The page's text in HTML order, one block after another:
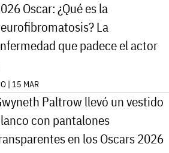
Oscar: ¿Qué es la
La
que padece el actor
| 15 MAR
Paltrow llevó un vestido
con pantalones
en los Oscars 2026